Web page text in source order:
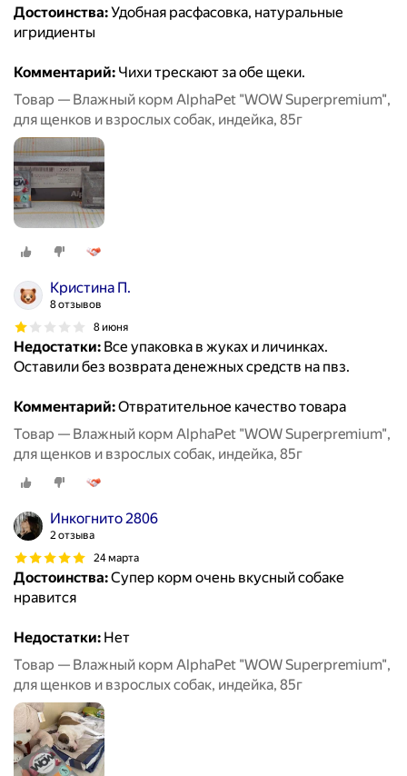
Достоинства:Удобная расфасовка, натуральные
игридиенты
Комментарий: Чихи трескают за обе щеки.
Товар — Влажный корм AlphaPet "WOW Superpremium",
для щенков и взрослых собак, индейка, 85г
Кристина П.
8 отзывов
8 июня
Недостатки: Все упаковка в жуках и личинках.
Оставили без возврата денежных средств на пвз.
Комментарий:Отвратительное качество товара
Товар — Влажный корм AlphaPet "WOW Superpremium",
для щенков и взрослых собак, индейка, 85г
Инкогнито 2806
2 отзыва
24 марта
Достоинства:Супер корм очень вкусный собаке
нравится
Недостатки: Нет
Товар — Влажный корм AlphaPet "WOW Superpremium",
для щенков и взрослых собак, индейка, 85г